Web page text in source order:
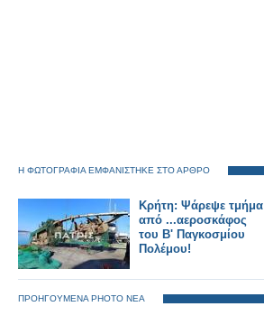
Η ΦΩΤΟΓΡΑΦΙΑ ΕΜΦΑΝΙΣΤΗΚΕ ΣΤΟ ΑΡΘΡΟ
Κρήτη: Ψάρεψε τμήμα
από ...αεροσκάφος
του Β' Παγκοσμίου
Πολέμου!
ΠΡΟΗΓΟΥΜΕΝΑ PHOTO ΝΕΑ